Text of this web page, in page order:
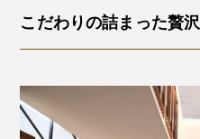
こだわりの詰まった贅